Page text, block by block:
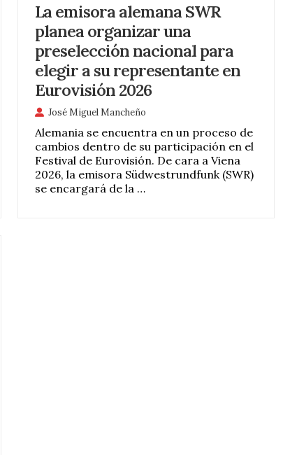
La emisora alemana SWR
planea organizar una
preselección nacional para
elegir a su representante en
Eurovisión 2026
José Miguel Mancheño
Alemania se encuentra en un proceso de
cambios dentro de su participación en el
Festival de Eurovisión. De cara a Viena
2026, la emisora Südwestrundfunk (SWR)
se encargará de la …